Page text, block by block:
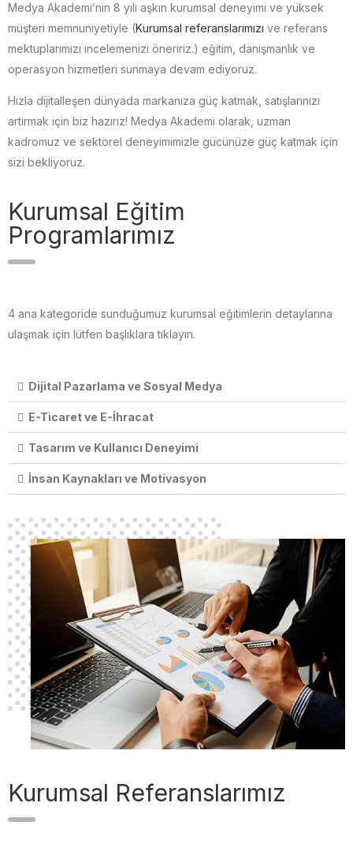
Medya Akademi’nin 8 yılı aşkın kurumsal deneyimi ve yüksek
müşteri memnuniyetiyle (Kurumsal referanslarımızı ve referans
mektuplarımızı incelemenizi öneririz.) eğitim, danışmanlık ve
operasyon hizmetleri sunmaya devam ediyoruz.
Hızla dijitalleşen dünyada markanıza güç katmak, satışlarınızı
artırmak için biz hazırız! Medya Akademi olarak, uzman
kadromuz ve sektörel deneyimimizle gücünüze güç katmak için
sizi bekliyoruz.
Kurumsal Eğitim
Programlarımız
4 ana kategoride sunduğumuz kurumsal eğitimlerin detaylarına
ulaşmak için lütfen başlıklara tıklayın.
Dijital Pazarlama ve Sosyal Medya
E-Ticaret ve E-İhracat
Tasarım ve Kullanıcı Deneyimi
İnsan Kaynakları ve Motivasyon
Kurumsal Referanslarımız